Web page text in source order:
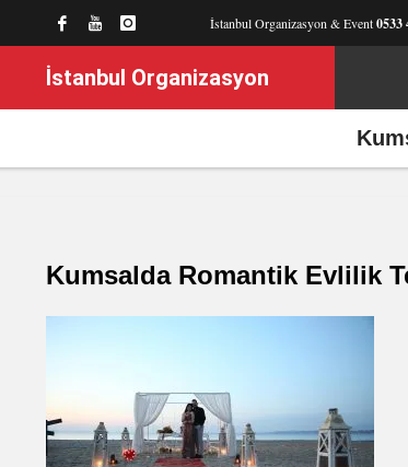
İstanbul Organizasyon & Event0533
İstanbul Organizasyon
Kumsalda Romantik Evlilik